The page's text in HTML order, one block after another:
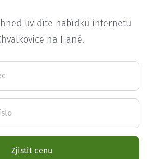
uvidíte nabídku internetu
na Hané.
Zjistit cenu